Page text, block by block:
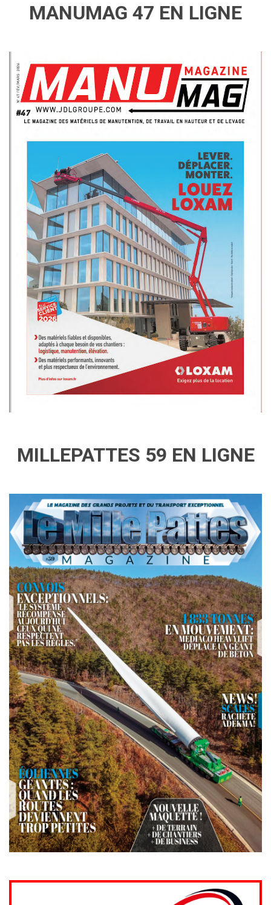
MANUMAG 47 EN LIGNE
MILLEPATTES 59 EN LIGNE